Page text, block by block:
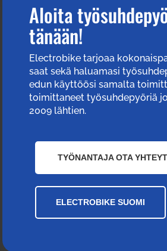
Aloita
tänään!
Electrobike tarjoaa
saat sekä haluamasi
edun käyttöösi samalta
toimittaneet työsuhdepyöriä
2009 lähtien.
TYÖNANTAJA OTA
ELECTROBIKE SUOMI